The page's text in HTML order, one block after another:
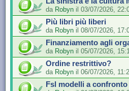
da Robyn il 03/07/2026,
Più libri più liberi
da Robyn il 08/07/2026,
Finanziamento agli
da Robyn il 05/07/2026,
Ordine restrittivo?
da Robyn il 06/07/2026,
Fsl modelli a confronto